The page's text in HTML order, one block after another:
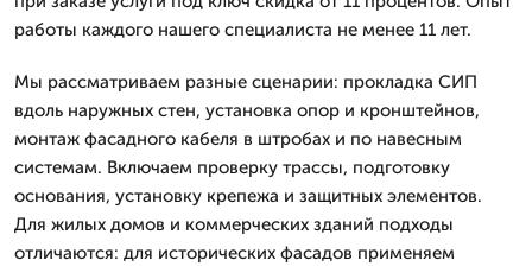
работы каждого нашего специалиста не менее 11 лет.
Мы рассматриваем разные сценарии: прокладка СИП
вдоль наружных стен, установка опор и кронштейнов,
монтаж фасадного кабеля в штробах и по навесным
системам. Включаем проверку трассы, подготовку
основания, установку крепежа и защитных элементов.
Для жилых домов и коммерческих зданий подходы
отличаются: для исторических фасадов применяем